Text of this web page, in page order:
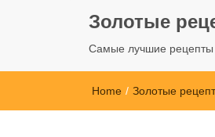
Золотые
Самые лучшие рецепты
Home / Золотые